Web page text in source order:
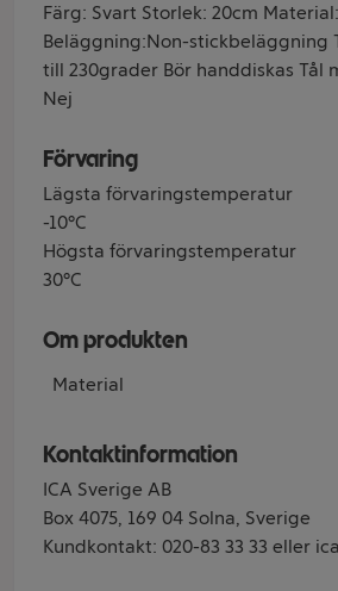
Färg: Svart Storlek: 20cm
Beläggning:Non-stickbeläggning
till 230grader Bör handdiskas Tål
Nej
Förvaring
Lägsta förvaringstemperatur
-10°C
Högsta förvaringstemperatur
30°C
Om produkten
Material
Kontaktinformation
ICA Sverige AB
Box 4075, 169 04 Solna, Sverige
Kundkontakt: 020-83 33 33 eller